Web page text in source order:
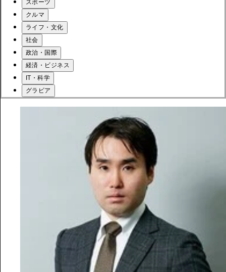
スポーツ
クルマ
ライフ・文化
社会
政治・国際
経済・ビジネス
IT・科学
グラビア